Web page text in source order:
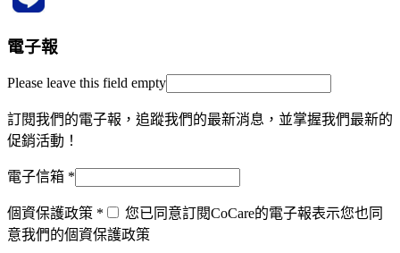
電子報
Please leave this field empty
訂閱我們的電子報，追蹤我們的最新消息，並掌握我們最新的
促銷活動！
電子信箱 *
個資保護政策 *
您已同意訂閱CoCare的電子報表示您也同
意我們的個資保護政策